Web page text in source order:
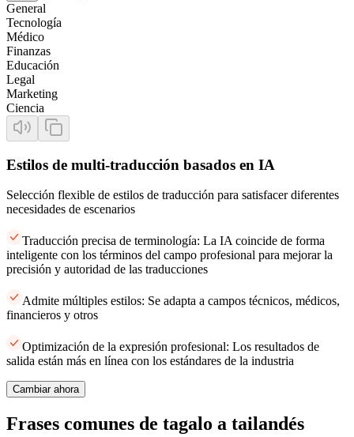
General
Tecnología
Médico
Finanzas
Educación
Legal
Marketing
Ciencia
Estilos de multi-traducción basados en IA
Selección flexible de estilos de traducción para satisfacer diferentes
necesidades de escenarios
Traducción precisa de terminología: La IA coincide de forma
inteligente con los términos del campo profesional para mejorar la
precisión y autoridad de las traducciones
Admite múltiples estilos: Se adapta a campos técnicos, médicos,
financieros y otros
Optimización de la expresión profesional: Los resultados de
salida están más en línea con los estándares de la industria
Cambiar ahora
Frases comunes de tagalo a tailandés